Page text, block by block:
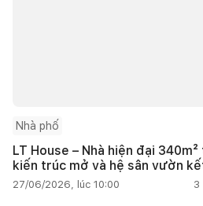
Nhà phố
LT House – Nhà hiện đại
kiến trúc mở và hệ sân vườn
27/06/2026, lúc 10:00 3